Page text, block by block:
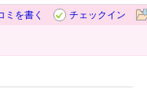
ミを書く
チェックイン